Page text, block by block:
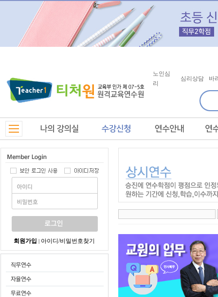
노인심
리
심리상담 바
회원가입 아이디/비밀번호찾기